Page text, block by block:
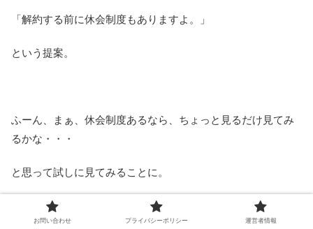
「解約する前に休会制度もありますよ。」
という提案。
ふーん、まぁ、休会制度あるなら、ちょっと見るだけ見てみ
るかな・・・
と思って試しに見てみることに。
お問い合わせ プライバシーポリシー 運営者情報